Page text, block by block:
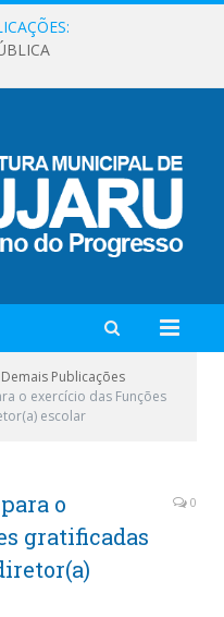
Demais Publicações
o exercício das Funções
escolar
o
gratificadas
0